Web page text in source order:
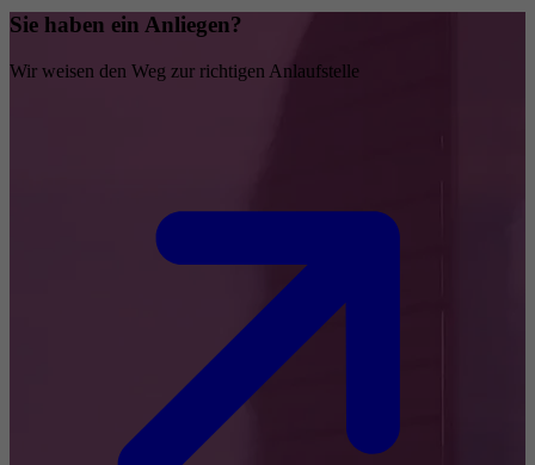
Sie haben ein Anliegen?
Wir weisen den Weg zur richtigen Anlaufstelle